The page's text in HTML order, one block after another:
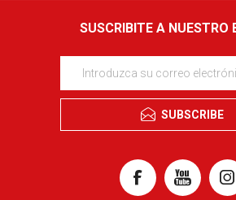
SUSCRIBITE A NUESTRO
SUBSCRIBE